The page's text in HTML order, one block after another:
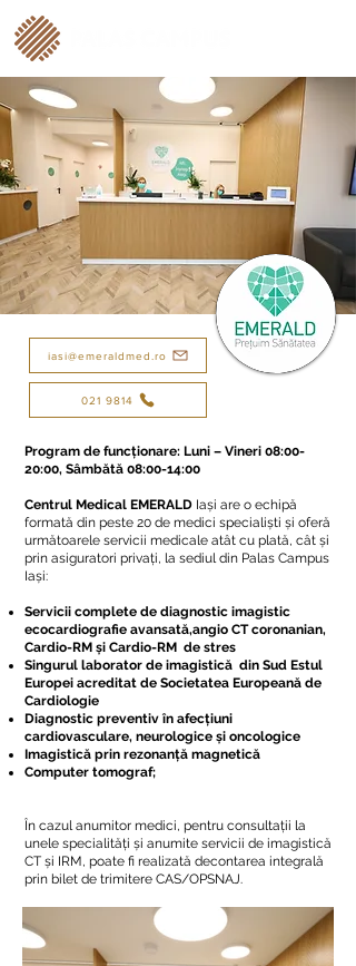
iasi@emeraldmed.ro
021 9814
Program de funcționare: Luni – Vineri 08:00-
20:00, Sâmbătă 08:00-14:00
Centrul Medical EMERALD Iași are o echipă
formată din peste 20 de medici specialiști și oferă
următoarele servicii medicale atât cu plată, cât și
prin asiguratori privați, la sediul din Palas Campus
Iași:
Servicii complete de diagnostic imagistic
ecocardiografie avansată,angio CT coronanian,
Cardio-RM și Cardio-RM de stres
Singurul laborator de imagistică din Sud Estul
Europei acreditat de Societatea Europeană de
Cardiologie
Diagnostic preventiv în afecțiuni
cardiovasculare, neurologice și oncologice
Imagistică prin rezonanță magnetică
Computer tomograf;
În cazul anumitor medici, pentru consultații la
unele specialități și anumite servicii de imagistică
CT și IRM, poate fi realizată decontarea integrală
prin bilet de trimitere CAS/OPSNAJ.